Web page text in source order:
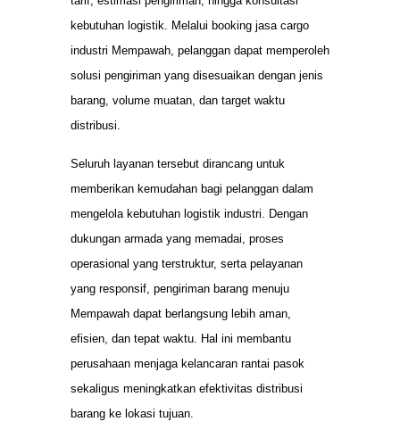
kebutuhan logistik. Melalui booking jasa cargo
industri Mempawah, pelanggan dapat memperoleh
solusi pengiriman yang disesuaikan dengan jenis
barang, volume muatan, dan target waktu
distribusi.
Seluruh layanan tersebut dirancang untuk
memberikan kemudahan bagi pelanggan dalam
mengelola kebutuhan logistik industri. Dengan
dukungan armada yang memadai, proses
operasional yang terstruktur, serta pelayanan
yang responsif, pengiriman barang menuju
Mempawah dapat berlangsung lebih aman,
efisien, dan tepat waktu. Hal ini membantu
perusahaan menjaga kelancaran rantai pasok
sekaligus meningkatkan efektivitas distribusi
barang ke lokasi tujuan.